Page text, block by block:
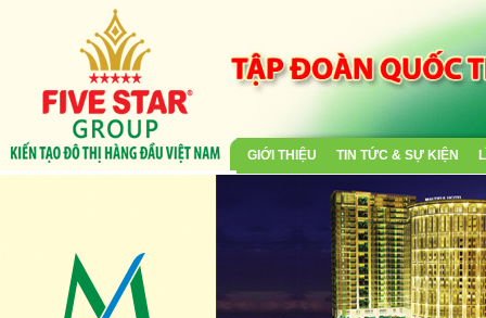
GIỚI THIỆU TIN TỨC & SỰ KIỆN